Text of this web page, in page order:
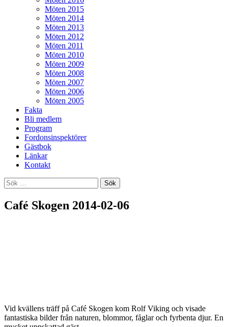
Möten 2015
Möten 2014
Möten 2013
Möten 2012
Möten 2011
Möten 2010
Möten 2009
Möten 2008
Möten 2007
Möten 2006
Möten 2005
Fakta
Bli medlem
Program
Fordonsinspektörer
Gästbok
Länkar
Kontakt
Sök
efter:
Café Skogen 2014-02-06
Vid kvällens träff på Café Skogen kom Rolf Viking och visade
fantastiska bilder från naturen, blommor, fåglar och fyrbenta djur. En